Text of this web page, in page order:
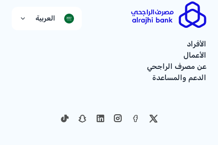
العربية
الأفراد
الأعمال
عن مصرف الراجحي
الدعم والمساعدة